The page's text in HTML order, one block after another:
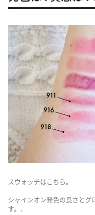
スウォッチはこちら。
シャインオン発色の良さと
す。、